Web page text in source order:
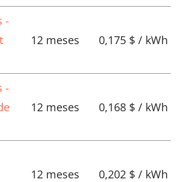
-
12 meses 0,175 $ / kWh
-
12 meses 0,168 $ / kWh
12 meses 0,202 $ / kWh